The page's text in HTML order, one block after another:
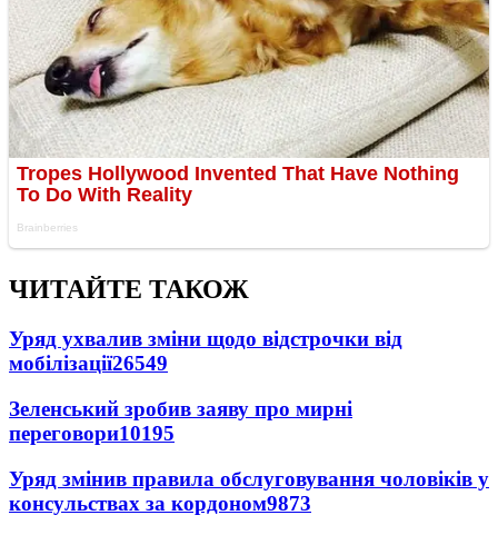
ЧИТАЙТЕ ТАКОЖ
Уряд ухвалив зміни щодо відстрочки від
мобілізації26549
Зеленський зробив заяву про мирні
переговори10195
Уряд змінив правила обслуговування чоловіків у
консульствах за кордоном9873